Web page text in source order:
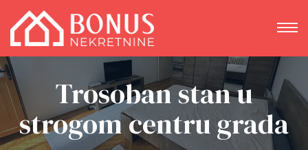
Trosoban stan u
strogom centru grada